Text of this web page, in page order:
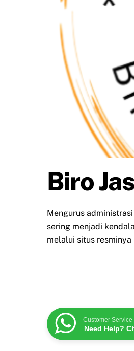
Biro
Mengurus
sering menjadi
melalui situs
Customer Service
Need Help?